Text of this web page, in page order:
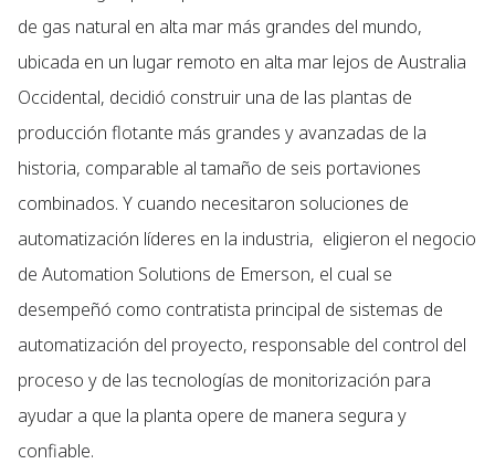
de gas natural en alta mar más grandes del mundo,
ubicada en un lugar remoto en alta mar lejos de Australia
Occidental, decidió construir una de las plantas de
producción flotante más grandes y avanzadas de la
historia, comparable al tamaño de seis portaviones
combinados. Y cuando necesitaron soluciones de
automatización líderes en la industria, eligieron el negocio
de Automation Solutions de Emerson, el cual se
desempeñó como contratista principal de sistemas de
automatización del proyecto, responsable del control del
proceso y de las tecnologías de monitorización para
ayudar a que la planta opere de manera segura y
confiable.